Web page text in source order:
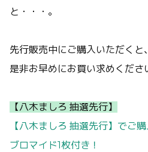
と・・・。
先行販売中にご購入いただくと
是非お早めにお買い求めくださ
【八木ましろ 抽選先行】
【八木ましろ 抽選先行】でご
ブロマイド1枚付き！